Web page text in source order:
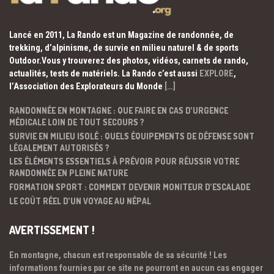
Lancé en 2011, La Rando est un Magazine de randonnée, de
trekking, d’alpinisme, de survie en milieu naturel & de sports
Outdoor.Vous y trouverez des photos, vidéos, carnets de rando,
actualités, tests de matériels. La Rando c’est aussi EXPLORE,
l’Association des Explorateurs du Monde […]
RANDONNÉE EN MONTAGNE : QUE FAIRE EN CAS D’URGENCE
MÉDICALE LOIN DE TOUT SECOURS ?
SURVIE EN MILIEU ISOLÉ : QUELS ÉQUIPEMENTS DE DÉFENSE SONT
LÉGALEMENT AUTORISÉS ?
LES ÉLÉMENTS ESSENTIELS À PRÉVOIR POUR RÉUSSIR VOTRE
RANDONNÉE EN PLEINE NATURE
FORMATION SPORT : COMMENT DEVENIR MONITEUR D’ESCALADE
LE COÛT RÉEL D’UN VOYAGE AU NÉPAL
AVERTISSEMENT !
En montagne, chacun est responsable de sa sécurité ! Les
informations fournies par ce site ne pourront en aucun cas engager